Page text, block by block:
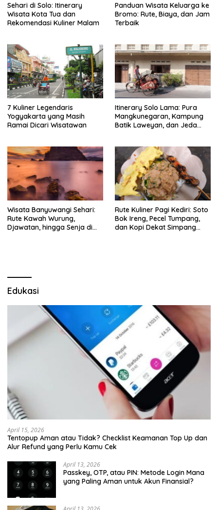
Sehari di Solo: Itinerary
Wisata Kota Tua dan
Rekomendasi Kuliner Malam
Panduan Wisata Keluarga ke
Bromo: Rute, Biaya, dan Jam
Terbaik
7 Kuliner Legendaris
Yogyakarta yang Masih
Ramai Dicari Wisatawan
Itinerary Solo Lama: Pura
Mangkunegaran, Kampung
Batik Laweyan, dan Jeda
Wisata Banyuwangi Sehari:
Rute Kawah Wurung,
Djawatan, hingga Senja di
Rute Kuliner Pagi Kediri: Soto
Bok Ireng, Pecel Tumpang,
dan Kopi Dekat Simpang
Edukasi
April 15, 2026
Tentopup Aman atau Tidak? Checklist Keamanan Top Up dan
Alur Refund yang Perlu Kamu Cek
April 13, 2026
Passkey, OTP, atau PIN: Metode Login Mana
yang Paling Aman untuk Akun Finansial?